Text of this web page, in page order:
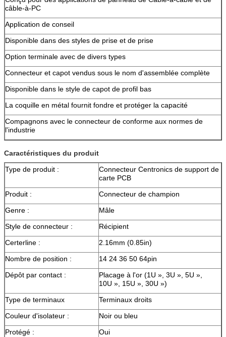
câble-à-PC
Application de conseil
Disponible dans des styles de prise et de prise
Option terminale avec de divers types
Connecteur et capot vendus sous le nom d'assemblée complète
Disponible dans le style de capot de profil bas
La coquille en métal fournit fondre et protéger la capacité
Compagnons avec le connecteur de conforme aux normes de
l'industrie
Caractéristiques du produit
Type de produit :
Connecteur Centronics de support de
carte PCB
Produit :
Connecteur de champion
Genre :
Mâle
Style de connecteur :
Récipient
Certerline :
2.16mm (0.85in)
Nombre de position :
14 24 36 50 64pin
Dépôt par contact :
Placage à l'or (1U », 3U », 5U »,
10U », 15U », 30U »)
Type de terminaux
Terminaux droits
Couleur d'isolateur :
Noir ou bleu
Protégé :
Oui